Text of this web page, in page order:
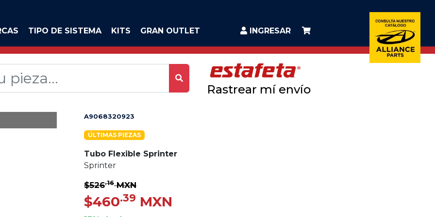
TIPO DE SISTEMA KITS GRAN OUTLET INGRESAR
Rastrear mí envío
A9068320923
ÚLTIMAS PIEZAS
Tubo Flexible Sprinter
Sprinter
$526.16MXN
$460.39 MXN